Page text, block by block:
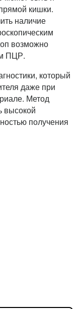
кишки.
наличие
возможно
ПЦР.
который
даже при
Метод
высокой
получения